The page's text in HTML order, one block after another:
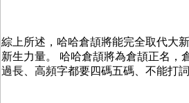
綜上所述，哈哈倉頡將能完全取代大
新生力量。 哈哈倉頡將為倉頡正名，
過長、高頻字都要四碼五碼、不能打詞